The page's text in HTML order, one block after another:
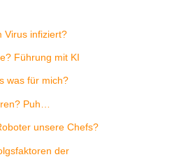
Virus infiziert?
Führung mit KI
was für mich?
Puh…
unsere Chefs?
der